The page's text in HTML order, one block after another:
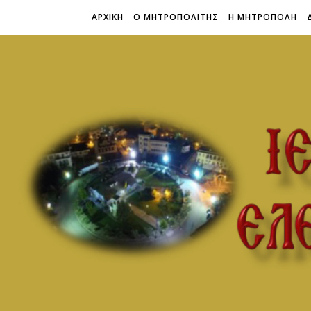
ΑΡΧΙΚΗ Ο ΜΗΤΡΟΠΟΛΙΤΗΣ Η ΜΗΤΡΟΠΟΛΗ